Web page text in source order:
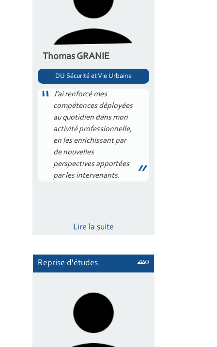
Thomas GRANIE
DU Sécurité et Vie Urbaine
J’ai renforcé mes
compétences déployées
au quotidien dans mon
activité professionnelle,
en les enrichissant par
de nouvelles
perspectives apportées
par les intervenants.
Lire la suite
Reprise d'études 2023